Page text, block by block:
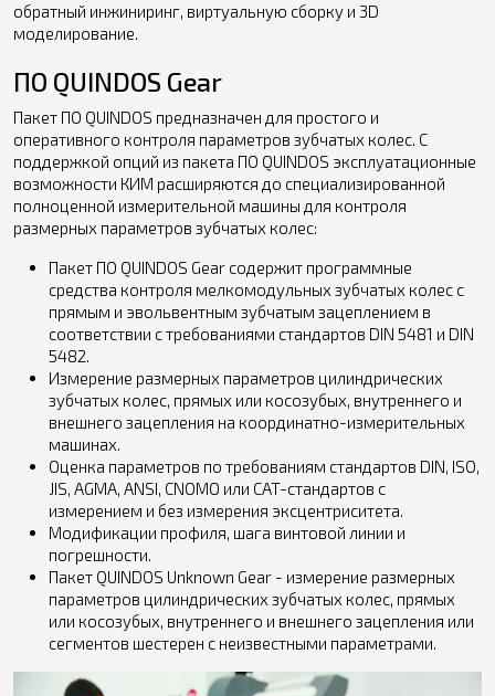
обратный инжиниринг, виртуальную сборку и 3D
моделирование.
ПО QUINDOS Gear
Пакет ПО QUINDOS предназначен для простого и
оперативного контроля параметров зубчатых колес. С
поддержкой опций из пакета ПО QUINDOS эксплуатационные
возможности КИМ расширяются до специализированной
полноценной измерительной машины для контроля
размерных параметров зубчатых колес:
Пакет ПО QUINDOS Gear содержит программные
средства контроля мелкомодульных зубчатых колес с
прямым и эвольвентным зубчатым зацеплением в
соответствии с требованиями стандартов DIN 5481 и DIN
5482.
Измерение размерных параметров цилиндрических
зубчатых колес, прямых или косозубых, внутреннего и
внешнего зацепления на координатно-измерительных
машинах.
Оценка параметров по требованиям стандартов DIN, ISO,
JIS, AGMA, ANSI, CNOMO или CAT-стандартов с
измерением и без измерения эксцентриситета.
Модификации профиля, шага винтовой линии и
погрешности.
Пакет QUINDOS Unknown Gear - измерение размерных
параметров цилиндрических зубчатых колес, прямых
или косозубых, внутреннего и внешнего зацепления или
сегментов шестерен с неизвестными параметрами.